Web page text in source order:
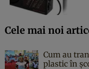
Cele mai noi
Cum au
plastic în